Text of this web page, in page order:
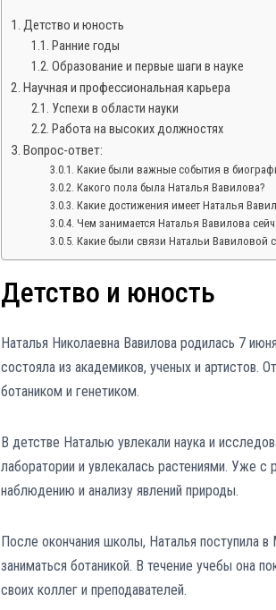
Детство и юность
Ранние годы
Образование и первые шаги в науке
Научная и профессиональная карьера
Успехи в области науки
Работа на высоких должностях
Вопрос-ответ:
Какие были важные события в
Какого пола была Наталья Вавилова?
Какие достижения имеет Наталья
Чем занимается Наталья Вавилова
Какие были связи Натальи
Детство и юность
Наталья Николаевна Вавилова родилась 7
состояла из академиков, ученых и артистов.
ботаником и генетиком.
В детстве Наталью увлекали наука и
лаборатории и увлекалась растениями. Уже с
наблюдению и анализу явлений природы.
После окончания школы, Наталья поступила
заниматься ботаникой. В течение учебы она
своих коллег и преподавателей.